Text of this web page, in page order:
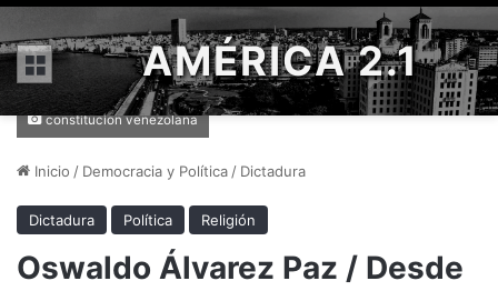
Menú AMÉRICA 2.1
constitucion venezolana
Inicio / Democracia y Política / Dictadura
Dictadura Política Religión
Oswaldo Álvarez Paz / Desde